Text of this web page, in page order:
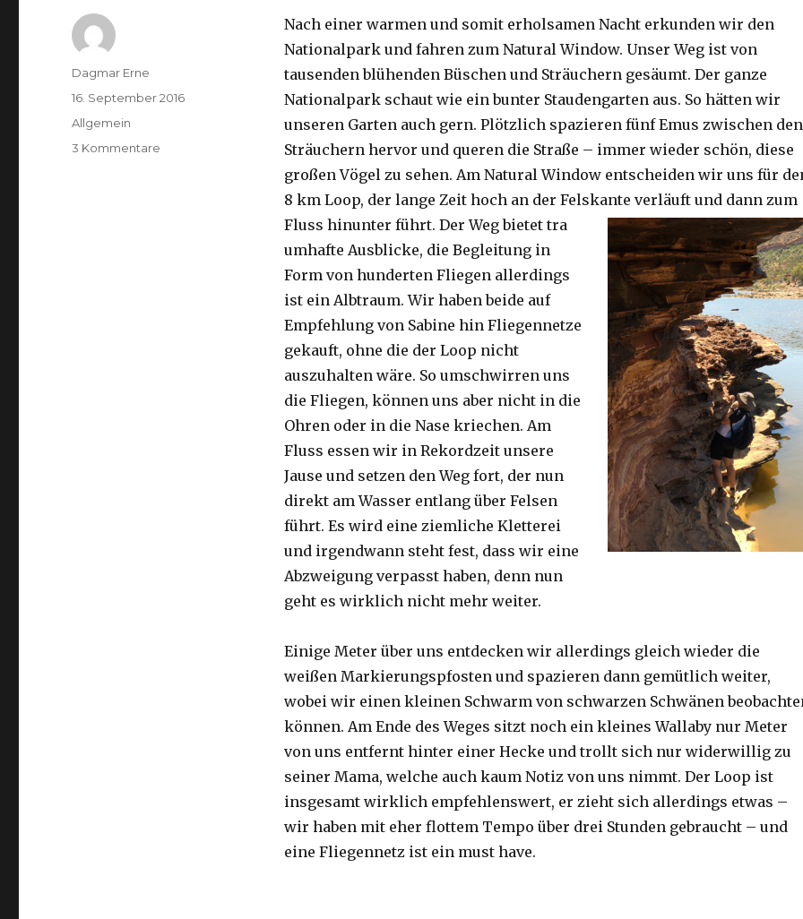
Nach einer warmen und somit erholsamen Nacht erkunden wir den
Nationalpark und fahren zum Natural Window. Unser Weg ist von
tausenden blühenden Büschen und Sträuchern gesäumt. Der ganze
Nationalpark schaut wie ein bunter Staudengarten aus. So hätten wir
unseren Garten auch gern. Plötzlich spazieren fünf Emus zwischen den
Sträuchern hervor und queren die Straße – immer wieder schön, diese
großen Vögel zu sehen. Am Natural Window entscheiden wir uns für
8 km Loop, der lange Zeit hoch an der Felskante verläuft und dann zum
Fluss hinunter führt. Der Weg bietet tra
umhafte Ausblicke, die Begleitung in
Form von hunderten Fliegen allerdings
ist ein Albtraum. Wir haben beide auf
Empfehlung von Sabine hin Fliegennetze
gekauft, ohne die der Loop nicht
auszuhalten wäre. So umschwirren uns
die Fliegen, können uns aber nicht in die
Ohren oder in die Nase kriechen. Am
Fluss essen wir in Rekordzeit unsere
Jause und setzen den Weg fort, der nun
direkt am Wasser entlang über Felsen
führt. Es wird eine ziemliche Kletterei
und irgendwann steht fest, dass wir eine
Abzweigung verpasst haben, denn nun
geht es wirklich nicht mehr weiter.
Einige Meter über uns entdecken wir allerdings gleich wieder die
weißen Markierungspfosten und spazieren dann gemütlich weiter,
wobei wir einen kleinen Schwarm von schwarzen Schwänen
können. Am Ende des Weges sitzt noch ein kleines Wallaby nur Meter
von uns entfernt hinter einer Hecke und trollt sich nur widerwillig zu
seiner Mama, welche auch kaum Notiz von uns nimmt. Der Loop ist
insgesamt wirklich empfehlenswert, er zieht sich allerdings etwas –
wir haben mit eher flottem Tempo über drei Stunden gebraucht – und
eine Fliegennetz ist ein must have.
Autor
Dagmar Erne
Veröffentlicht
am
16. September 2016
Kategorien
Allgemein
3 Kommentare